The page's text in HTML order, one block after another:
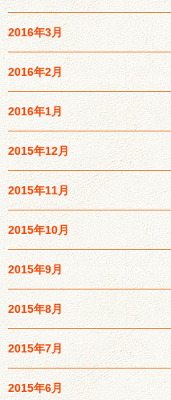
2016年3月
2016年2月
2016年1月
2015年12月
2015年11月
2015年10月
2015年9月
2015年8月
2015年7月
2015年6月